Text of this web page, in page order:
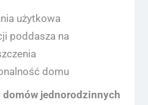
użytkowa
poddasza na
domu
domów jednorodzinnych